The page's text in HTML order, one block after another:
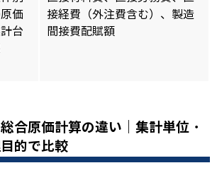
価
台
接経費（外注費含む）、製造
間接費配賦額
合原価計算の違い｜集計単位・
的で比較